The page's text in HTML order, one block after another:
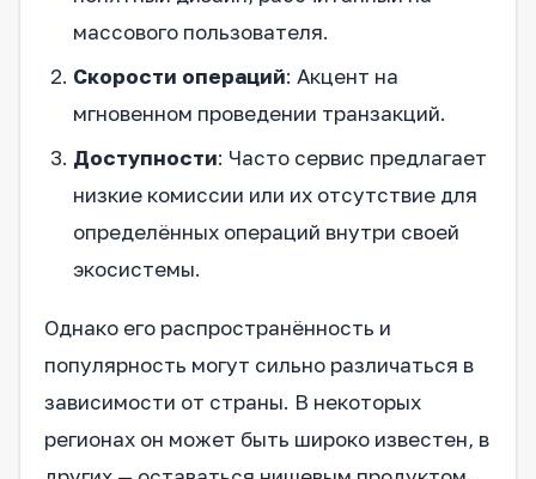
массового пользователя.
Скорости операций: Акцент на
мгновенном проведении транзакций.
Доступности: Часто сервис предлагает
низкие комиссии или их отсутствие для
определённых операций внутри своей
экосистемы.
Однако его распространённость и
популярность могут сильно различаться в
зависимости от страны. В некоторых
регионах он может быть широко известен, в